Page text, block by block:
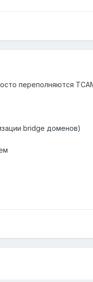
переполняются
bridge доменов)